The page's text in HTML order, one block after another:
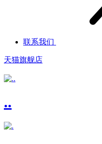
联系我们
天猫旗舰店
..